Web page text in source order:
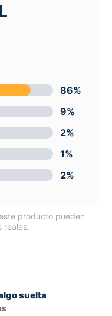
86%
9%
2%
1%
2%
producto pueden
reales.
suelta